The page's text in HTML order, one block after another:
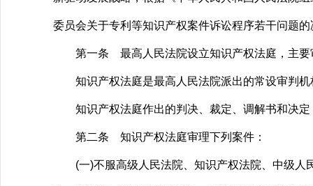
委员会关于专利等知识产权案件诉讼程序若干问题
第一条 最高人民法院设立知识产权法庭，主要
知识产权法庭是最高人民法院派出的常设审判机
知识产权法庭作出的判决、裁定、调解书和决定
第二条 知识产权法庭审理下列案件：
(一)不服高级人民法院、知识产权法院、中级人